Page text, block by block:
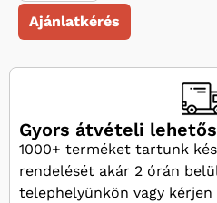
Ajánlatkérés
Gyors átvételi
1000+ terméket tartunk
rendelését akár 2 órán
telephelyünkön vagy